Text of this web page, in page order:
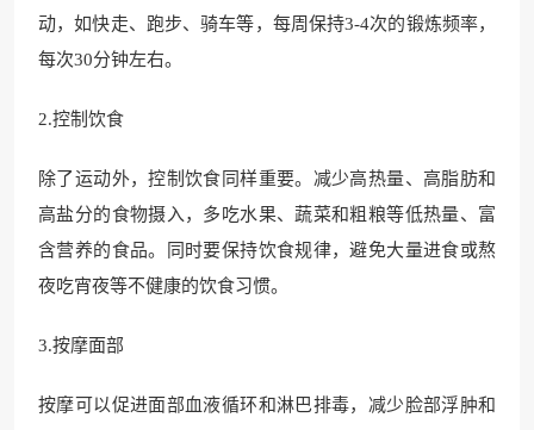
动，如快走、跑步、骑车等，每周保持3-4次的锻炼频率，
每次30分钟左右。
2.控制饮食
除了运动外，控制饮食同样重要。减少高热量、高脂肪和
高盐分的食物摄入，多吃水果、蔬菜和粗粮等低热量、富
含营养的食品。同时要保持饮食规律，避免大量进食或熬
夜吃宵夜等不健康的饮食习惯。
3.按摩面部
按摩可以促进面部血液循环和淋巴排毒，减少脸部浮肿和